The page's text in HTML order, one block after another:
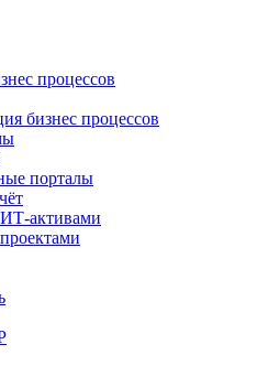
процессов
бизнес процессов
порталы
активами